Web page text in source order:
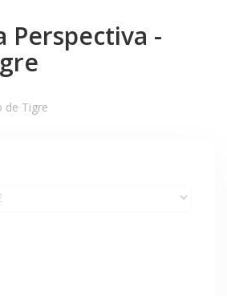
Perspectiva -
de Tigre